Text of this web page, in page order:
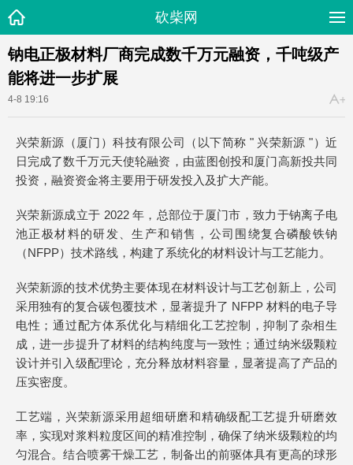
砍柴网
钠电正极材料厂商完成数千万元融资，千吨级产
能将进一步扩展
4-8 19:16
兴荣新源（厦门）科技有限公司（以下简称 " 兴荣新源 "）近
日完成了数千万元天使轮融资，由蓝图创投和厦门高新投共同
投资，融资资金将主要用于研发投入及扩大产能。
兴荣新源成立于 2022 年，总部位于厦门市，致力于钠离子电
池正极材料的研发、生产和销售，公司围绕复合磷酸铁钠
（NFPP）技术路线，构建了系统化的材料设计与工艺能力。
兴荣新源的技术优势主要体现在材料设计与工艺创新上，公司
采用独有的复合碳包覆技术，显著提升了 NFPP 材料的电子导
电性；通过配方体系优化与精细化工艺控制，抑制了杂相生
成，进一步提升了材料的结构纯度与一致性；通过纳米级颗粒
设计并引入级配理论，充分释放材料容量，显著提高了产品的
压实密度。
工艺端，兴荣新源采用超细研磨和精确级配工艺提升研磨效
率，实现对浆料粒度区间的精准控制，确保了纳米级颗粒的均
匀混合。结合喷雾干燥工艺，制备出的前驱体具有更高的球形